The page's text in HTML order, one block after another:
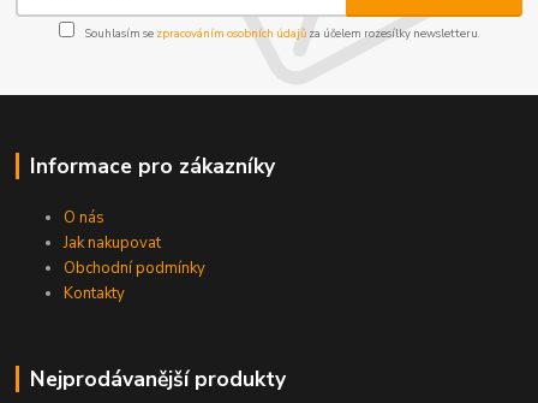
Souhlasím se zpracováním osobních údajůza účelem rozesílky newsletteru.
Informace pro zákazníky
O nás
Jak nakupovat
Obchodní podmínky
Kontakty
Nejprodávanější produkty